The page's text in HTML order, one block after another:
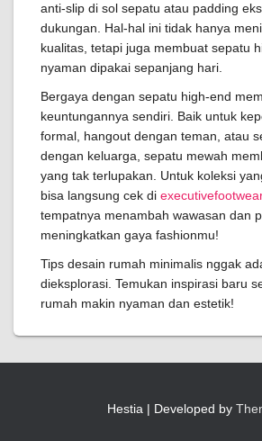
anti-slip di sol sepatu atau padding
dukungan. Hal-hal ini tidak hanya
kualitas, tetapi juga membuat sepatu
nyaman dipakai sepanjang hari.
Bergaya dengan sepatu high-end
keuntungannya sendiri. Baik untuk
formal, hangout dengan teman, atau
dengan keluarga, sepatu mewah
yang tak terlupakan. Untuk koleksi
bisa langsung cek di executivefootwear
tempatnya menambah wawasan dan
meningkatkan gaya fashionmu!
Tips desain rumah minimalis nggak
dieksplorasi. Temukan inspirasi baru
rumah makin nyaman dan estetik!
Hestia | Developed by